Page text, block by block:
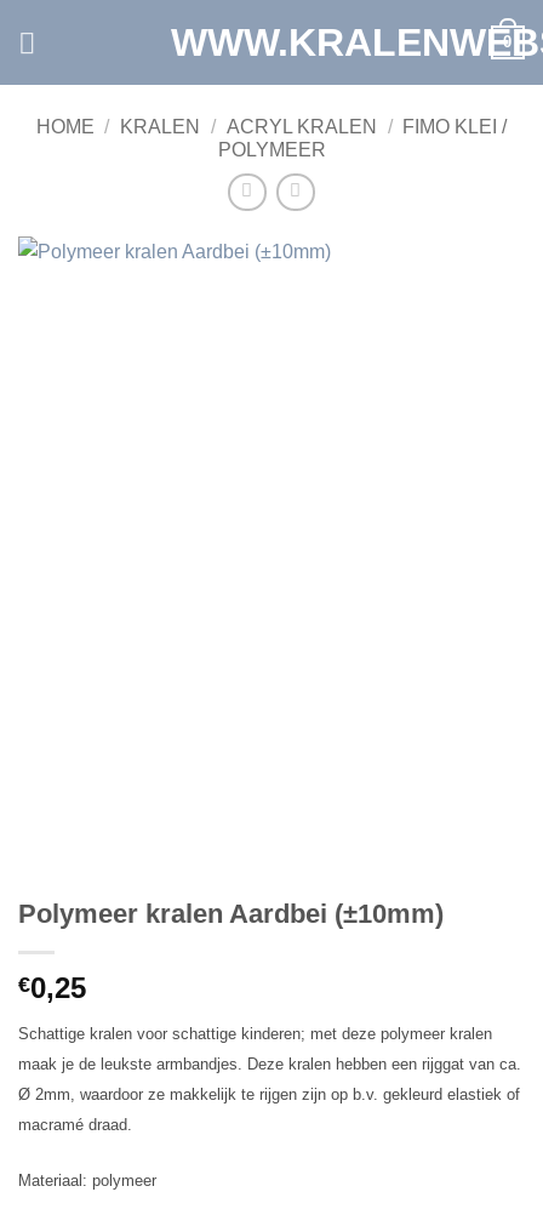
0
HOME / KRALEN / ACRYL KRALEN /
FIMO KLEI /
POLYMEER
Polymeer kralen Aardbei (±10mm)
€0,25
Schattige kralen voor schattige kinderen; met deze polymeer kralen
maak je de leukste armbandjes. Deze kralen hebben een rijggat van ca.
Ø 2mm, waardoor ze makkelijk te rijgen zijn op b.v. gekleurd elastiek of
macramé draad.
Materiaal: polymeer